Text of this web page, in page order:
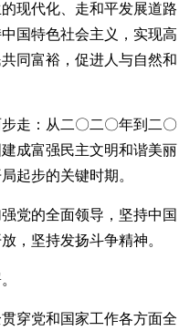
现代化、走和平发展道路
国特色社会主义，实现高
同富裕，促进人与自然和
走：从二〇二〇年到二〇
成富强民主文明和谐美丽
起步的关键时期。
党的全面领导，坚持中国
，坚持发扬斗争精神。
穿党和国家工作各方面全